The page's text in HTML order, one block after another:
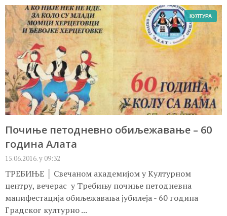
КУЛТУРА
Почиње петодневно обиљежавање – 60
година Алата
15.06.2016. у 09:32
ТРЕБИЊЕ │ Свечаном академијом у Kултурном
центру, вечерас у Требињу почиње петодневна
манифестација обиљежавања јубилеја - 60 година
Градског културно ...